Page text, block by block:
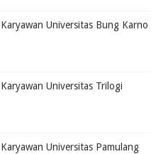
Universitas Bung Karno
Universitas Trilogi
Universitas Pamulang